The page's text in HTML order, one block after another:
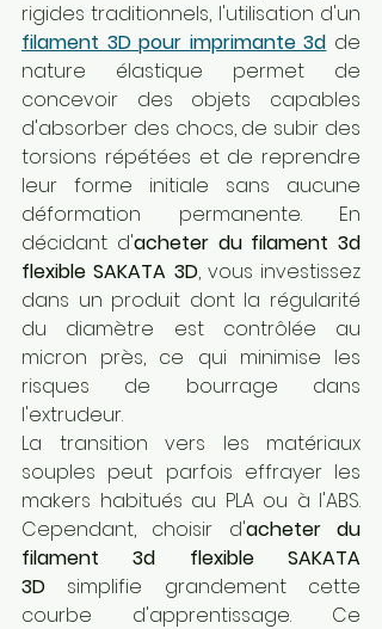
filament 3D pour imprimante 3d de
nature élastique permet de
concevoir des objets capables
d'absorber des chocs, de subir des
torsions répétées et de reprendre
leur forme initiale sans aucune
déformation permanente. En
décidant d'acheter du filament 3d
flexible SAKATA 3D, vous investissez
dans un produit dont la régularité
du diamètre est contrôlée au
micron près, ce qui minimise les
risques de bourrage dans
l'extrudeur.
La transition vers les matériaux
souples peut parfois effrayer les
makers habitués au PLA ou à l'ABS.
Cependant, choisir d'acheter du
filament 3d flexible SAKATA
3D simplifie grandement cette